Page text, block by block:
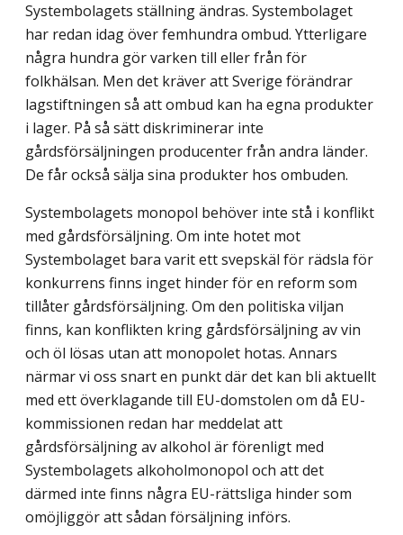
Systembolagets ställning ändras. Systembolaget
har redan idag över femhundra ombud. Ytterligare
några hundra gör varken till eller från för
folkhälsan. Men det kräver att Sverige förändrar
lagstiftningen så att ombud kan ha egna produkter
i lager. På så sätt diskriminerar inte
gårdsförsäljningen producenter från andra länder.
De får också sälja sina produkter hos ombuden.
Systembolagets monopol behöver inte stå i konflikt
med gårdsförsäljning. Om inte hotet mot
Systembolaget bara varit ett svepskäl för rädsla för
konkurrens finns inget hinder för en reform som
tillåter gårdsförsäljning. Om den politiska viljan
finns, kan konflikten kring gårdsförsäljning av vin
och öl lösas utan att monopolet hotas. Annars
närmar vi oss snart en punkt där det kan bli aktuellt
med ett överklagande till EU-domstolen om då EU-
kommissionen redan har meddelat att
gårdsförsäljning av alkohol är förenligt med
Systembolagets alkoholmonopol och att det
därmed inte finns några EU-rättsliga hinder som
omöjliggör att sådan försäljning införs.